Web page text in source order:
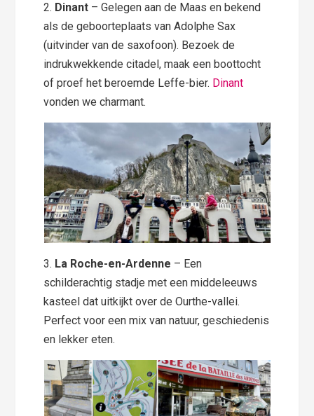
2. Dinant – Gelegen aan de Maas en bekend
als de geboorteplaats van Adolphe Sax
(uitvinder van de saxofoon). Bezoek de
indrukwekkende citadel, maak een boottocht
of proef het beroemde Leffe-bier. Dinant
vonden we charmant.
3. La Roche-en-Ardenne – Een
schilderachtig stadje met een middeleeuws
kasteel dat uitkijkt over de Ourthe-vallei.
Perfect voor een mix van natuur, geschiedenis
en lekker eten.